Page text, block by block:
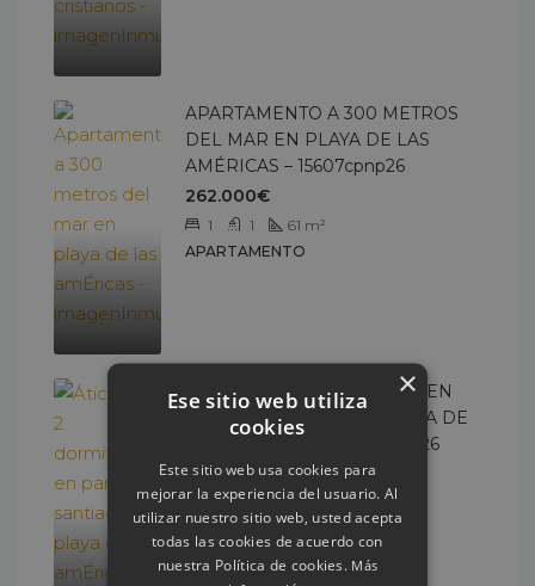
APARTAMENTO A 300 METROS
DEL MAR EN PLAYA DE LAS
AMÉRICAS – 15607cpnp26
262.000€
1 1 61 m²
APARTAMENTO
ÁTICO DE 2 DORMITORIOS EN
PARQUE SANTIAGO 2, PLAYA DE
LAS AMÉRICAS – 15507csnp26
549.000€
2 1 70 m²
×
Ese sitio web utiliza
cookies
Este sitio web usa cookies para
mejorar la experiencia del usuario. Al
utilizar nuestro sitio web, usted acepta
todas las cookies de acuerdo con
nuestra Política de cookies. Más